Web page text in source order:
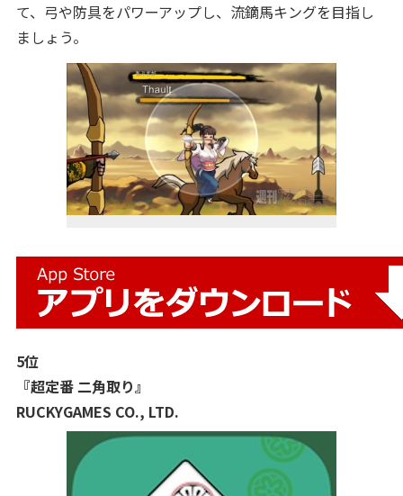
て、弓や防具をパワーアップし、流鏑馬キングを目指し
ましょう。
5位
『超定番 二角取り』
RUCKYGAMES CO., LTD.